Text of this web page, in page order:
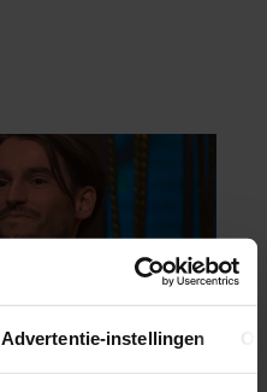
Advertentie-instellingen